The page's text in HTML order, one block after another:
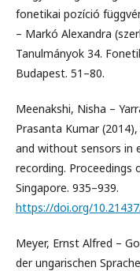
fonetikai pozíció
– Markó Alexandra
Tanulmányok 34.
Budapest. 51–80.
Meenakshi, Nisha –
Prasanta Kumar
and without sensors in
recording. Proceedings
Singapore. 935–939.
https://doi.org/
Meyer, Ernst Alfred –
der ungarischen